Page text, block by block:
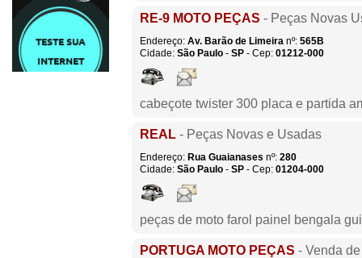
RE-9 MOTO PEÇAS - Peças Novas
Endereço: Av. Barão de Limeira nº: 565B
Cidade: São Paulo - SP - Cep: 01212-000
cabeçote twister 300 placa e partida
REAL - Peças Novas e Usadas
Endereço: Rua Guaianases nº: 280
Cidade: São Paulo - SP - Cep: 01204-000
peças de moto farol painel bengala
PORTUGA MOTO PEÇAS - Venda